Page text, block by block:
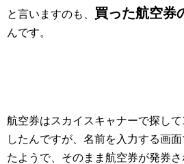
と言いますのも、 買った航空券
んです。
航空券はスカイスキャナーで探し
したんですが、名前を入力する画
たようで、そのまま航空券が発券さ